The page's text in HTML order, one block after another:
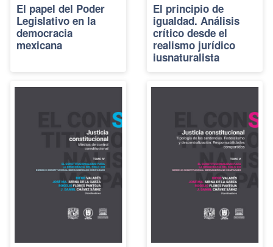
El papel del Poder
Legislativo en la
democracia
mexicana
El principio de
igualdad. Análisis
crítico desde el
realismo jurídico
iusnaturalista